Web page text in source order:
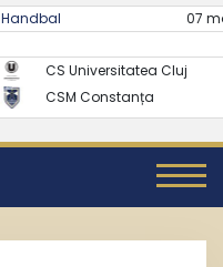
17:30
26
24
Handbal 07
CS Universitatea Cluj
CSM Constanța